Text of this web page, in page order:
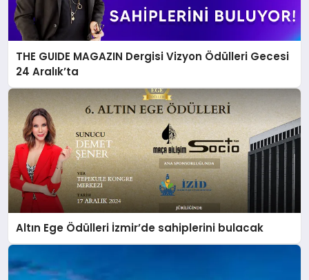
THE GUIDE MAGAZIN Dergisi Vizyon Ödülleri Gecesi
24 Aralık’ta
Altın Ege Ödülleri İzmir’de sahiplerini bulacak